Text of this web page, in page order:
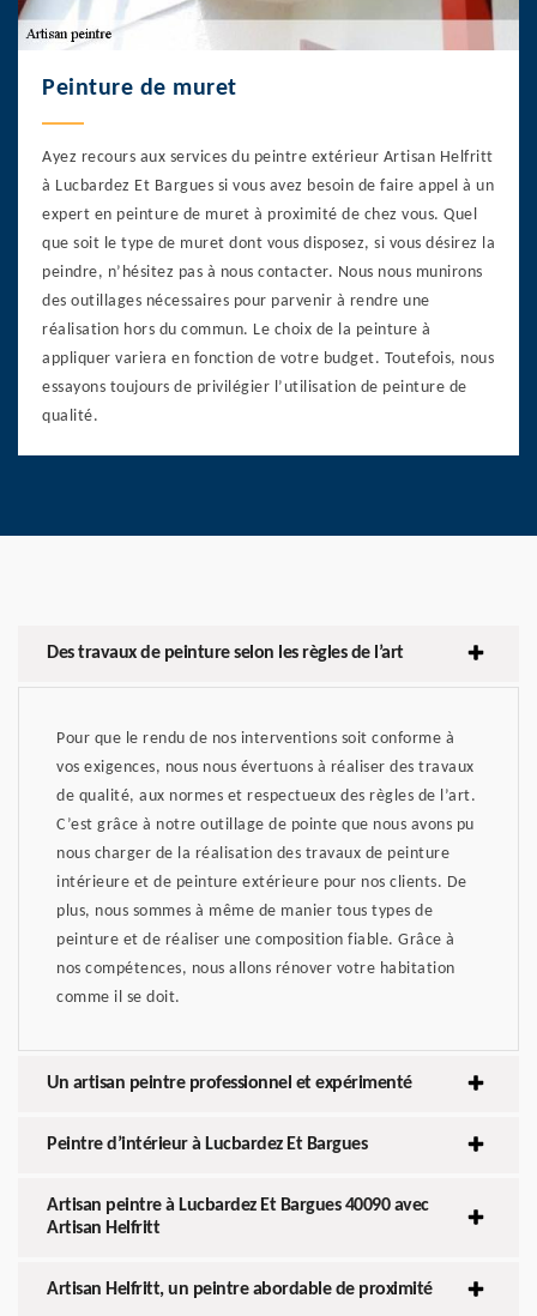
Peinture de muret
Ayez recours aux services du peintre extérieur Artisan Helfritt
à Lucbardez Et Bargues si vous avez besoin de faire appel à un
expert en peinture de muret à proximité de chez vous. Quel
que soit le type de muret dont vous disposez, si vous désirez la
peindre, n’hésitez pas à nous contacter. Nous nous munirons
des outillages nécessaires pour parvenir à rendre une
réalisation hors du commun. Le choix de la peinture à
appliquer variera en fonction de votre budget. Toutefois, nous
essayons toujours de privilégier l’utilisation de peinture de
qualité.
Des travaux de peinture selon les règles de l’art
Pour que le rendu de nos interventions soit conforme à
vos exigences, nous nous évertuons à réaliser des travaux
de qualité, aux normes et respectueux des règles de l’art.
C’est grâce à notre outillage de pointe que nous avons pu
nous charger de la réalisation des travaux de peinture
intérieure et de peinture extérieure pour nos clients. De
plus, nous sommes à même de manier tous types de
peinture et de réaliser une composition fiable. Grâce à
nos compétences, nous allons rénover votre habitation
comme il se doit.
Un artisan peintre professionnel et expérimenté
Peintre d’intérieur à Lucbardez Et Bargues
Artisan peintre à Lucbardez Et Bargues 40090 avec
Artisan Helfritt
Artisan Helfritt, un peintre abordable de proximité